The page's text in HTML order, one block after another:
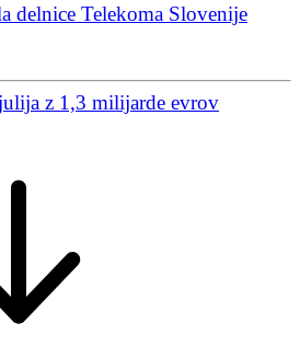
delnice Telekoma Slovenije
z 1,3 milijarde evrov